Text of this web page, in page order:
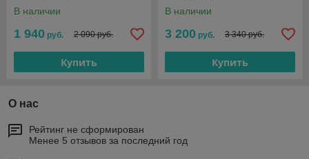
В наличии
1 940 руб. 2 090 руб.
Купить
В наличии
3 200 руб. 3 340 руб.
Купить
О нас
Рейтинг не сформирован
Менее 5 отзывов за последний год